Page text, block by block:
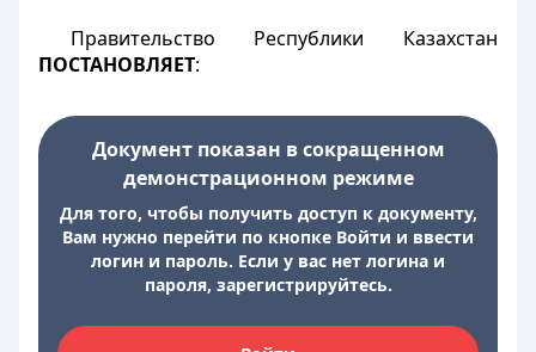
Правительство Республики Казахстан
ПОСТАНОВЛЯЕТ:
Документ показан в сокращенном
демонстрационном режиме
Для того, чтобы получить доступ к документу,
Вам нужно перейти по кнопке Войти и ввести
логин и пароль. Если у вас нет логина и
пароля, зарегистрируйтесь.